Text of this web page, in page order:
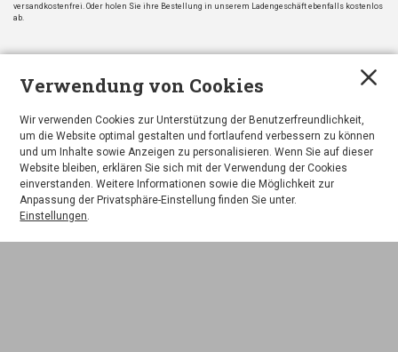
versandkostenfrei. Oder holen Sie ihre Bestellung in unserem Ladengeschäft ebenfalls kostenlos
ab.
Wenn wir das Produkt an Lager haben, erhalten Sie den Artikel umgehend. Bitte berücksichtigen
Sie, dass die Lieferung bei einigen Produkten manchmal einige Tage dauern kann. Bei
Telefonnummer bei der Bestellung.
Kostenlose Hotline 055 614 11 15
Haben Sie noch Fragen zu Ihrer Bestellung? Mo-Fr 8.30 – 12.00 Uhr | 15.00 – 18.30 Uhr/Sa 8.30 –
Nutzen Sie alle gängigen Zahlungsarten
Verwendung von Cookies
Wir verwenden Cookies zur Unterstützung der Benutzerfreundlichkeit,
um die Website optimal gestalten und fortlaufend verbessern zu können
und um Inhalte sowie Anzeigen zu personalisieren. Wenn Sie auf dieser
Website bleiben, erklären Sie sich mit der Verwendung der Cookies
einverstanden. Weitere Informationen sowie die Möglichkeit zur
Anpassung der Privatsphäre-Einstellung finden Sie unter.
Einstellungen.